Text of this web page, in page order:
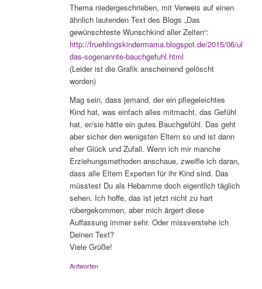
Thema niedergeschrieben, mit Verweis auf einen
ähnlich lautenden Text des Blogs „Das
gewünschteste Wunschkind aller Zeiten“:
http://fruehlingskindermama.blogspot.de/2015/06/uber-
das-sogenannte-bauchgefuhl.html
(Leider ist die Grafik anscheinend gelöscht
worden)
Mag sein, dass jemand, der ein pflegeleichtes
Kind hat, was einfach alles mitmacht, das Gefühl
hat, er/sie hätte ein gutes Bauchgefühl. Das geht
aber sicher den wenigsten Eltern so und ist dann
eher Glück und Zufall. Wenn ich mir manche
Erziehungsmethoden anschaue, zweifle ich daran,
dass alle Eltern Experten für ihr Kind sind. Das
müsstest Du als Hebamme doch eigentlich täglich
sehen. Ich hoffe, das ist jetzt nicht zu hart
rübergekommen, aber mich ärgert diese
Auffassung immer sehr. Oder missverstehe ich
Deinen Text?
Viele Grüße!
Antworten